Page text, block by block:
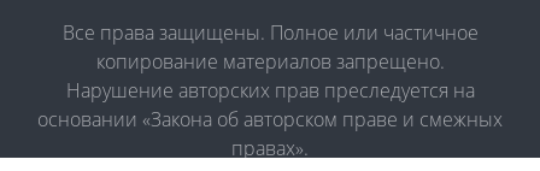
Все права защищены. Полное или частичное
копирование материалов запрещено.
Нарушение авторских прав преследуется на
основании «Закона об авторском праве и смежных
правах».